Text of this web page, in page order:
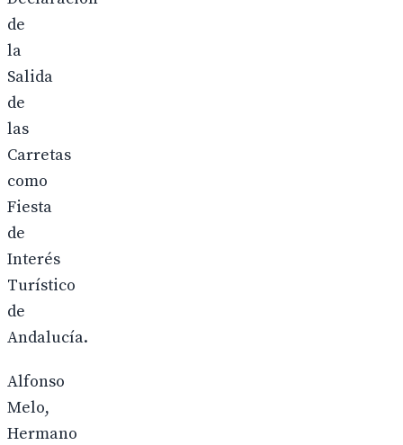
de
la
Salida
de
las
Carretas
como
Fiesta
de
Interés
Turístico
de
Andalucía.
Alfonso
Melo,
Hermano